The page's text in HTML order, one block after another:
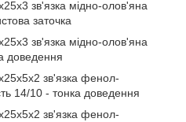
зв'язка мідно-олов'яна
заточка
зв'язка мідно-олов'яна
доведення
зв'язка фенол-
14/10 - тонка доведення
зв'язка фенол-